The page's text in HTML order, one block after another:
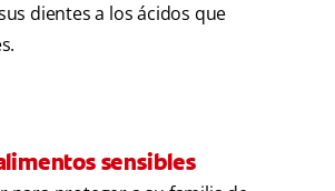
dientes a los ácidos que
sensibles